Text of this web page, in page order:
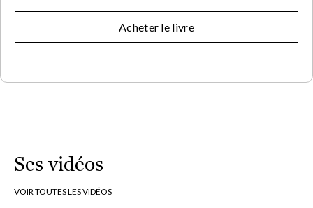
Acheter le livre
Ses vidéos
VOIR TOUTES LES VIDÉOS